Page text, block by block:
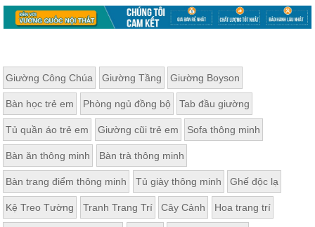
Giường Công Chúa Giường Tầng Giường Boyson
Bàn học trẻ em Phòng ngủ đồng bộ Tab đầu giường
Tủ quần áo trẻ em Giường cũi trẻ em Sofa thông minh
Bàn ăn thông minh Bàn trà thông minh
Bàn trang điểm thông minh Tủ giày thông minh Ghế độc lạ
Kệ Treo Tường Tranh Trang Trí Cây Cảnh Hoa trang trí